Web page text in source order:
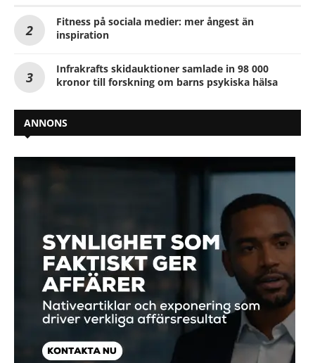
Fitness på sociala medier: mer ångest än
inspiration
Infrakrafts skidauktioner samlade in 98 000
kronor till forskning om barns psykiska hälsa
ANNONS